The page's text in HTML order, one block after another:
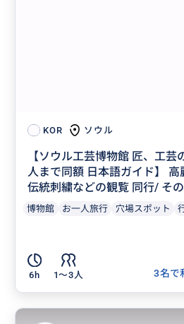
KOR ソウル
【ソウル工芸博物館 匠、工芸
人まで同額 日本語ガイド】
伝統刺繍などの観覧 同行/ そ
博物館 お一人旅行 穴場スポット
6h 1〜3人
3名で